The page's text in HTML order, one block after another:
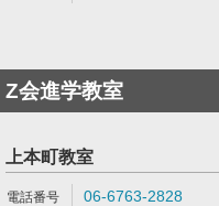
Z会進学教室
上本町教室
06-6763-2828